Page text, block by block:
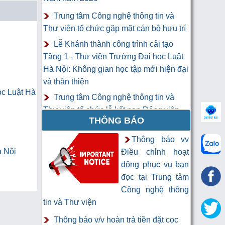
Luật Hà
Nội
Trung tâm Công nghệ thông tin và
Thư viện tổ chức gặp mặt cán bộ hưu trí
Lễ Khánh thành công trình cải tạo
Tầng 1 - Thư viện Trường Đại học Luật
Hà Nội: Không gian học tập mới hiện đại
và thân thiện
Trung tâm Công nghệ thông tin và
Thư viện tổ chức lễ kết nạp Đảng viên
Khai mạc Khóa học “Trí tuệ nhân tạo
cho chuyên gia thông tin và thư viện”
THÔNG BÁO
Thông báo vv
Điều chỉnh hoạt
động phục vụ bạn
đọc tại Trung tâm
Công nghệ thông
tin và Thư viện
Thông báo v/v hoàn trả tiền đặt cọc